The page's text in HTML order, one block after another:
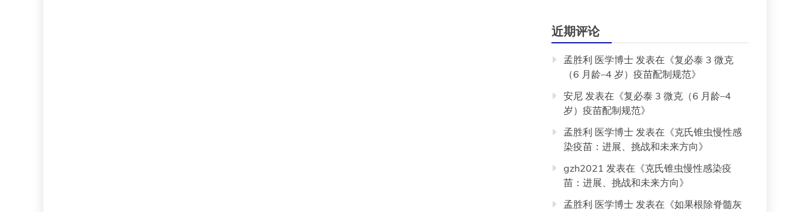
近期评论
孟胜利 医学博士 发表在《复必泰 3 微克
（6 月龄–4 岁）疫苗配制规范》
安尼 发表在《复必泰 3 微克（6 月龄–4
岁）疫苗配制规范》
孟胜利 医学博士 发表在《克氏锥虫慢性感
染疫苗：进展、挑战和未来方向》
gzh2021 发表在《克氏锥虫慢性感染疫
苗：进展、挑战和未来方向》
孟胜利 医学博士 发表在《如果根除脊髓灰